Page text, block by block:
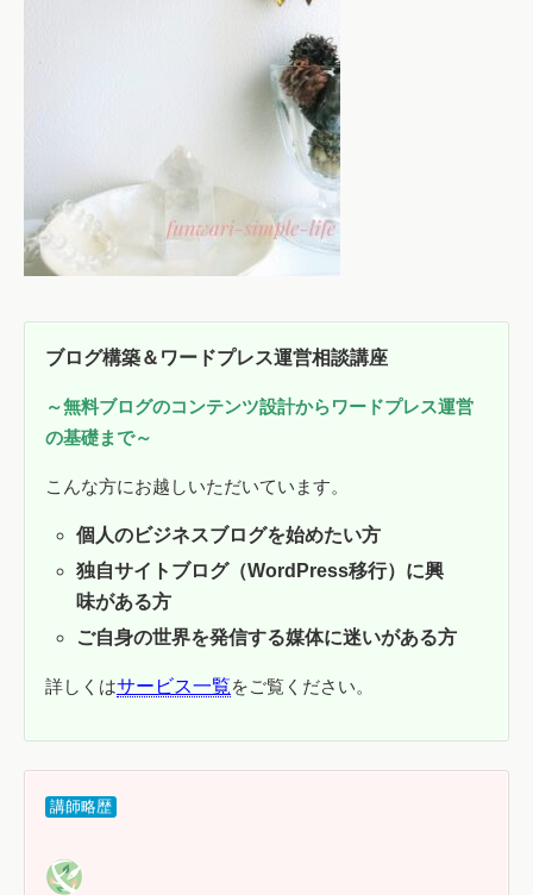
ブログ構築＆ワードプレス運営相談講座
～無料ブログのコンテンツ設計からワードプレス運営
の基礎まで～
こんな方にお越しいただいています。
個人のビジネスブログを始めたい方
独自サイトブログ（WordPress移行） に興
味がある方
ご自身の世界を発信する媒体に迷いがある方
詳しくはサービス一覧をご覧ください。
講師略歴